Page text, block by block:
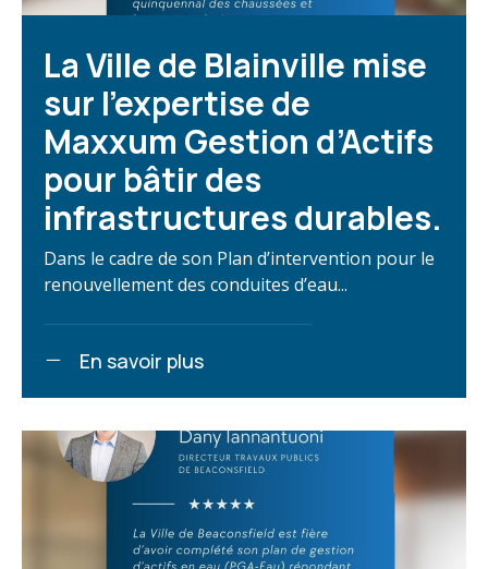
La Ville de Blainville mise
sur l’expertise de
Maxxum Gestion d’Actifs
pour bâtir des
infrastructures durables.
Dans le cadre de son Plan d’intervention pour le
renouvellement des conduites d’eau...
En savoir plus